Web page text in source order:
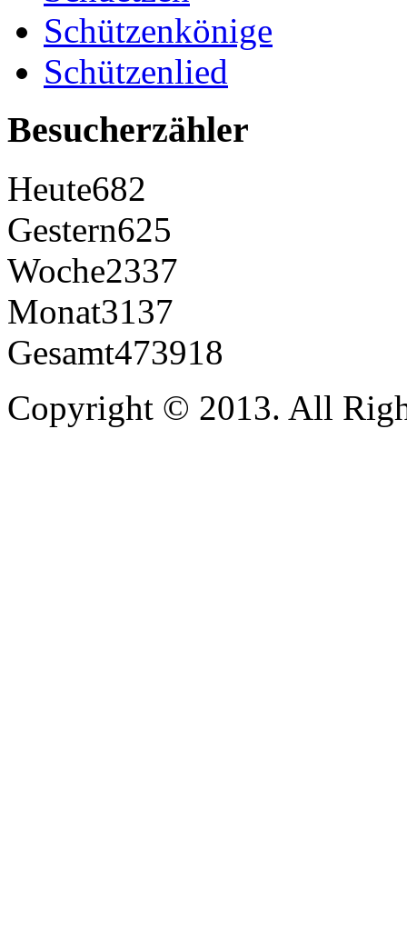
Schützenkönige
Schützenlied
Besucherzähler
Heute682
Gestern625
Woche2337
Monat3137
Gesamt473918
Copyright © 2013. All